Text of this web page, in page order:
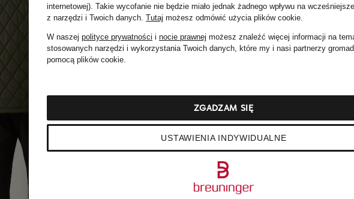
internetowej). Takie wycofanie nie będzie miało jednak żadnego wpływu na
z narzędzi i Twoich danych. Tutaj możesz odmówić użycia plików cookie.
W naszej polityce prywatności i nocie prawnej możesz znaleźć więcej informacji na
stosowanych narzędzi i wykorzystania Twoich danych, które my i nasi partnerzy
pomocą plików cookie.
USTAWIENIA INDYWIDUALNE
ZGADZAM SIĘ